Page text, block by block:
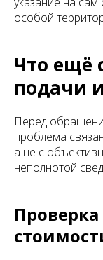
особой
Что ещё
подачи
Перед
проблема
а не с
неполнотой